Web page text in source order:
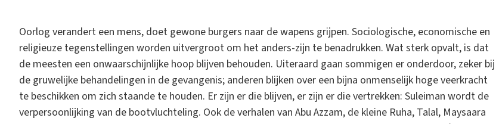
Oorlog verandert een mens, doet gewone burgers naar de wapens grijpen. Sociologische, economische en
religieuze tegenstellingen worden uitvergroot om het anders-zijn te benadrukken. Wat sterk opvalt, is dat
de meesten een onwaarschijnlijke hoop blijven behouden. Uiteraard gaan sommigen er onderdoor, zeker bij
de gruwelijke behandelingen in de gevangenis; anderen blijken over een bijna onmenselijk hoge veerkracht
te beschikken om zich staande te houden. Er zijn er die blijven, er zijn er die vertrekken: Suleiman wordt de
verpersoonlijking van de bootvluchteling. Ook de verhalen van Abu Azzam, de kleine Ruha, Talal, Maysaara